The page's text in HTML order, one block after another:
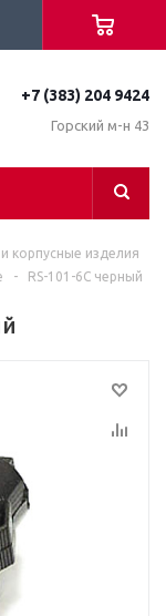
+7 (383) 204 9424
Горский м-н 43
корпусные изделия
- RS-101-6C черный